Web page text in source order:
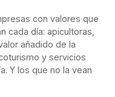
con valores que
cada día: apicultoras,
añadido de la
y servicios
Y los que no la vean